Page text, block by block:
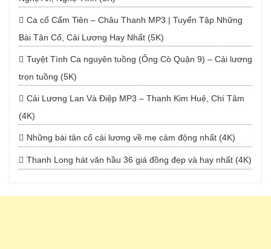
Ca cổ Cẩm Tiên – Châu Thanh MP3 | Tuyển Tập Những
Bài Tân Cổ, Cải Lương Hay Nhất (5K)
Tuyệt Tình Ca nguyên tuồng (Ông Cò Quận 9) – Cải lương
trọn tuồng (5K)
Cải Lương Lan Và Điệp MP3 – Thanh Kim Huệ, Chí Tâm
(4K)
Những bài tân cổ cải lương về mẹ cảm động nhất (4K)
Thanh Long hát văn hầu 36 giá đồng đẹp và hay nhất (4K)